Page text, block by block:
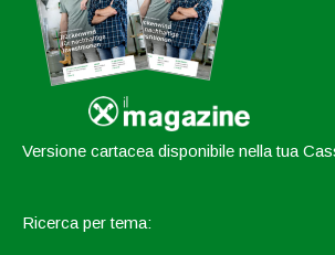
Versione cartacea disponibile nella tua
Ricerca per tema: